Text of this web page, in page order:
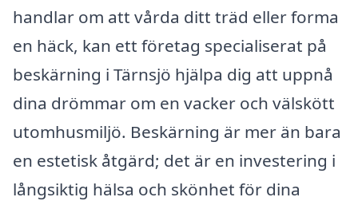
handlar om att vårda ditt träd eller forma
en häck, kan ett företag specialiserat på
beskärning i Tärnsjö hjälpa dig att uppnå
dina drömmar om en vacker och välskött
utomhusmiljö. Beskärning är mer än bara
en estetisk åtgärd; det är en investering i
långsiktig hälsa och skönhet för dina